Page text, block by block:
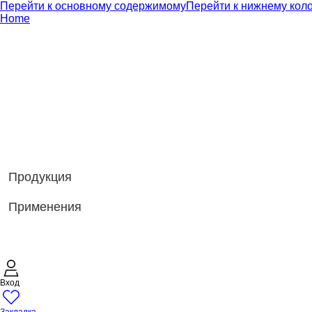
Перейти к основному содержимомуПерейти к нижнему
Home
Продукция
Применения
Вход